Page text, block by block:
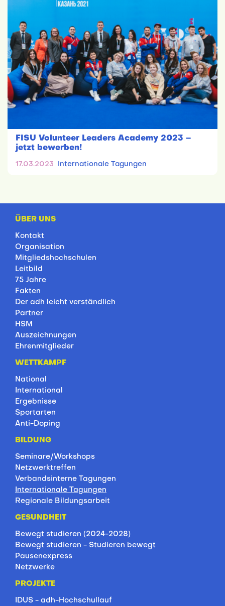
FISU Volunteer Leaders Academy 2023 –
jetzt bewerben!
17.03.2023 Internationale Tagungen
ÜBER UNS
Kontakt
Organisation
Mitgliedshochschulen
Leitbild
75 Jahre
Fakten
Der adh leicht verständlich
Partner
HSM
Auszeichnungen
Ehrenmitglieder
WETTKAMPF
National
International
Ergebnisse
Sportarten
Anti-Doping
BILDUNG
Seminare/Workshops
Netzwerktreffen
Verbandsinterne Tagungen
Internationale Tagungen
Regionale Bildungsarbeit
GESUNDHEIT
Bewegt studieren (2024-2028)
Bewegt studieren - Studieren bewegt
Pausenexpress
Netzwerke
PROJEKTE
IDUS - adh-Hochschullauf